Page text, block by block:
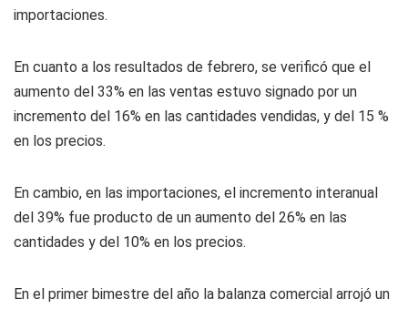
importaciones.
En cuanto a los resultados de febrero, se verificó que el
aumento del 33% en las ventas estuvo signado por un
incremento del 16% en las cantidades vendidas, y del 15 %
en los precios.
En cambio, en las importaciones, el incremento interanual
del 39% fue producto de un aumento del 26% en las
cantidades y del 10% en los precios.
En el primer bimestre del año la balanza comercial arrojó un